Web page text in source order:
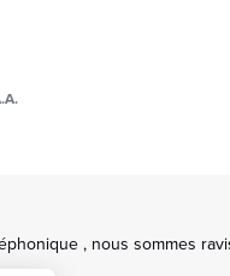
, nous sommes